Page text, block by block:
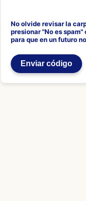
No olvide revisar la
presionar "No es
para que en un futuro
Enviar código